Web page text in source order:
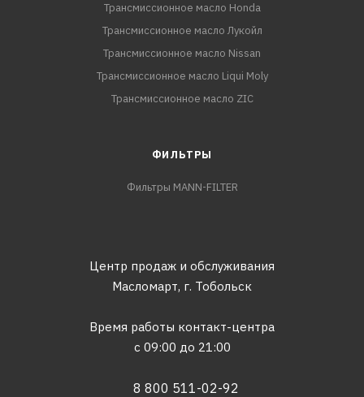
Трансмиссионное масло Honda
Трансмиссионное масло Лукойл
Трансмиссионное масло Nissan
Трансмиссионное масло Liqui Moly
Трансмиссионное масло ZIC
ФИЛЬТРЫ
Фильтры MANN-FILTER
Центр продаж и обслуживания
Масломарт, г. Тобольск
Время работы контакт-центра
с 09:00 до 21:00
8 800 511-02-92